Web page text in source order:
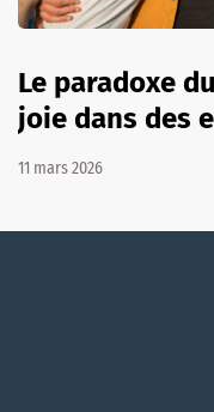
Le paradoxe
joie dans des
11 mars 2026